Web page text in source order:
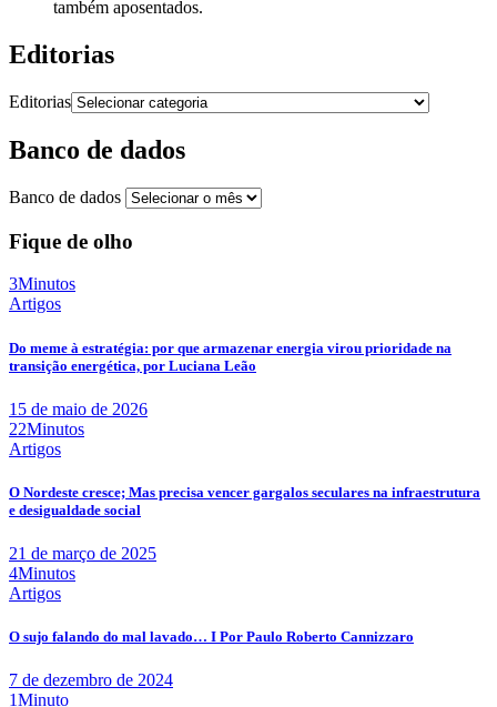
também aposentados.
Editorias
Editorias
Banco de dados
Banco de dados
Fique de olho
3Minutos
Artigos
Do meme à estratégia: por que armazenar energia virou prioridade na
transição energética, por Luciana Leão
15 de maio de 2026
22Minutos
Artigos
O Nordeste cresce; Mas precisa vencer gargalos seculares na infraestrutura
e desigualdade social
21 de março de 2025
4Minutos
Artigos
O sujo falando do mal lavado… I Por Paulo Roberto Cannizzaro
7 de dezembro de 2024
1Minuto